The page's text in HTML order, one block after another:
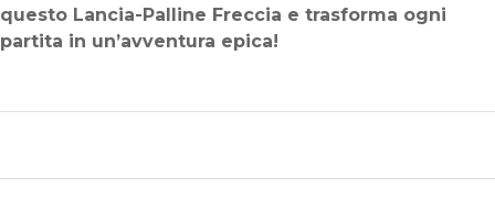
questo Lancia-Palline Freccia e trasforma ogni
partita in un’avventura epica!